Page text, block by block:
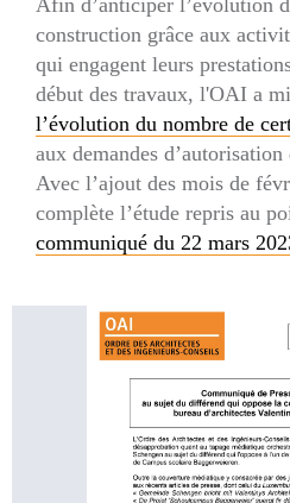
construction grâce aux
qui engagent leurs
début des travaux, l'OAI a
l’évolution du nombre de
aux demandes
Avec l’ajout des mois de
complète l’étude repris au
communiqué du 22 mars